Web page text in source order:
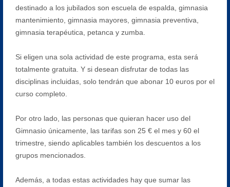
destinado a los jubilados son escuela de espalda, gimnasia
mantenimiento, gimnasia mayores, gimnasia preventiva,
gimnasia terapéutica, petanca y zumba.
Si eligen una sola actividad de este programa, esta será
totalmente gratuita. Y si desean disfrutar de todas las
disciplinas incluidas, solo tendrán que abonar 10 euros por el
curso completo.
Por otro lado, las personas que quieran hacer uso del
Gimnasio únicamente, las tarifas son 25 € el mes y 60 el
trimestre, siendo aplicables también los descuentos a los
grupos mencionados.
Además, a todas estas actividades hay que sumar las